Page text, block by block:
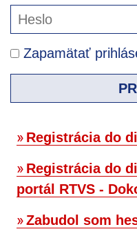
Zapamätať
Registrácia do
Registrácia do
portál RTVS -
Zabudol som